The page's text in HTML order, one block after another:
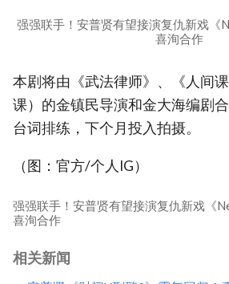
强强联手！安普贤有望接演复仇新戏《
喜洵合作
本剧将由《武法律师》、《人间
课）的金镇民导演和金大海编剧
台词排练，下个月投入拍摄。
（图：官方/个人IG）
强强联手！安普贤有望接演复仇新戏《
喜洵合作
相关新闻